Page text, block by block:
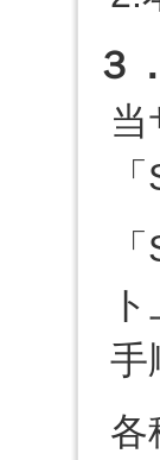
３
手
各